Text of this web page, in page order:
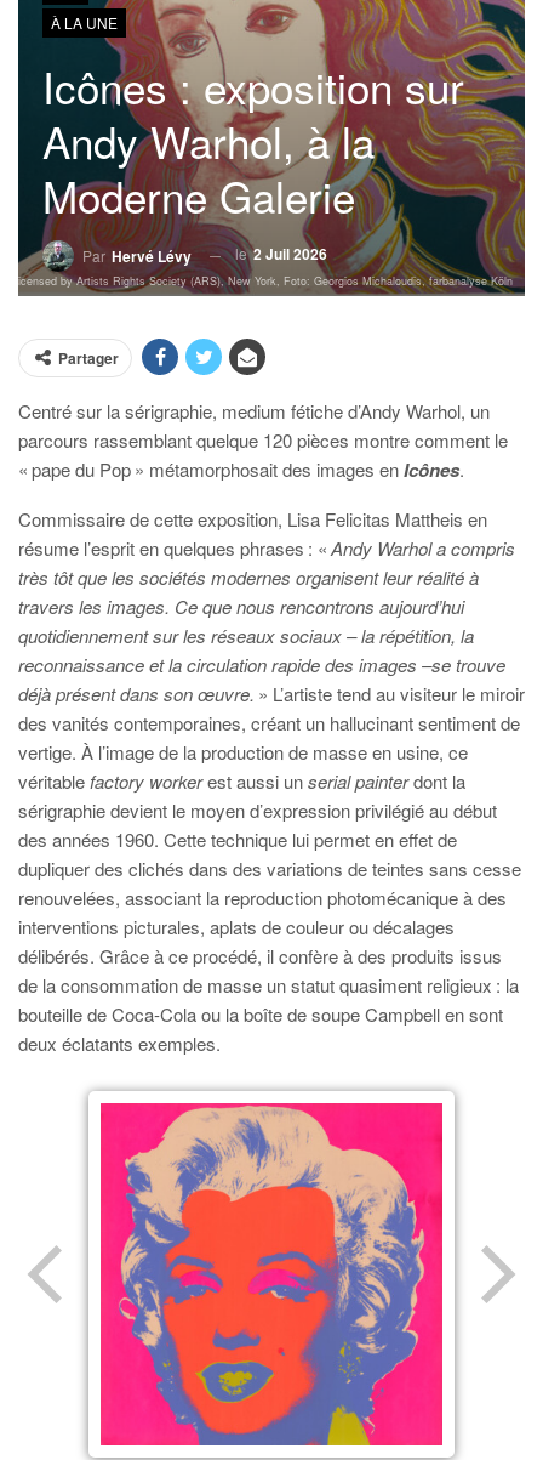
À LA UNE
Icônes : exposition sur
Andy Warhol, à la
Moderne Galerie
Par Hervé Lévy le2 Juil 2026
by Artists Rights Society (ARS), New York, Foto: Georgios Michaloudis, farbanalyse Köln
Partager
Centré sur la sérigraphie, medium fétiche d’Andy Warhol, un
parcours rassemblant quelque 120 pièces montre comment le
« pape du Pop » métamorphosait des images enIcônes.
Commissaire de cette exposition, Lisa Felicitas Mattheis en
résume l’esprit en quelques phrases : «Andy Warhol a compris
très tôt que les sociétés modernes organisent leur réalité à
travers les images. Ce que nous rencontrons aujourd’hui
quotidiennement sur les réseaux sociaux – la répétition, la
reconnaissance et la circulation rapide des images –se trouve
déjà présent dans son œuvre. » L’artiste tend au visiteur le miroir
des vanités contemporaines, créant un hallucinant sentiment de
vertige. À l’image de la production de masse en usine, ce
véritable factory workerest aussi unserial painterdont la
sérigraphie devient le moyen d’expression privilégié au début
des années 1960. Cette technique lui permet en effet de
dupliquer des clichés dans des variations de teintes sans cesse
renouvelées, associant la reproduction photomécanique à des
interventions picturales, aplats de couleur ou décalages
délibérés. Grâce à ce procédé, il confère à des produits issus
de la consommation de masse un statut quasiment religieux : la
bouteille de Coca-Cola ou la boîte de soupe Campbell en sont
deux éclatants exemples.